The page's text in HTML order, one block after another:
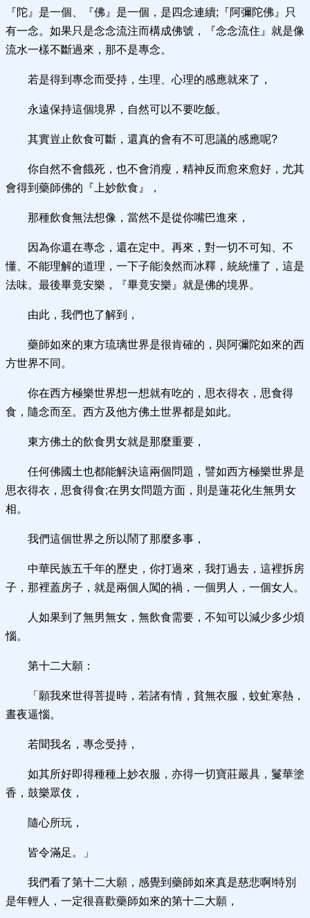
『陀』是一個、『佛』是一個，是四念連續;『阿彌陀佛』只
有一念。如果只是念念流注而構成佛號，『念念流住』就是像
流水一樣不斷過來，那不是專念。
若是得到專念而受持，生理、心理的感應就來了，
永遠保持這個境界，自然可以不要吃飯。
其實豈止飲食可斷，還真的會有不可思議的感應呢?
你自然不會餓死，也不會消瘦，精神反而愈來愈好，尤其
會得到藥師佛的『上妙飲食』，
那種飲食無法想像，當然不是從你嘴巴進來，
因為你還在專念，還在定中。再來，對一切不可知、不
懂、不能理解的道理，一下子能渙然而冰釋，統統懂了，這是
法味。最後畢竟安樂，『畢竟安樂』就是佛的境界。
由此，我們也了解到，
藥師如來的東方琉璃世界是很肯確的，與阿彌陀如來的西
方世界不同。
你在西方極樂世界想一想就有吃的，思衣得衣，思食得
食，隨念而至。西方及他方佛土世界都是如此。
東方佛土的飲食男女就是那麼重要，
任何佛國土也都能解決這兩個問題，譬如西方極樂世界是
思衣得衣，思食得食;在男女問題方面，則是蓮花化生無男女
相。
我們這個世界之所以鬧了那麼多事，
中華民族五千年的歷史，你打過來，我打過去，這裡拆房
子，那裡蓋房子，就是兩個人闖的禍，一個男人，一個女人。
人如果到了無男無女，無飲食需要，不知可以減少多少煩
惱。
第十二大願：
「願我來世得菩提時，若諸有情，貧無衣服，蚊虻寒熱，
晝夜逼惱。
若聞我名，專念受持，
如其所好即得種種上妙衣服，亦得一切寶莊嚴具，鬘華塗
香，鼓樂眾伎，
隨心所玩，
皆令滿足。」
我們看了第十二大願，感覺到藥師如來真是慈悲啊!特別
是年輕人，一定很喜歡藥師如來的第十二大願，